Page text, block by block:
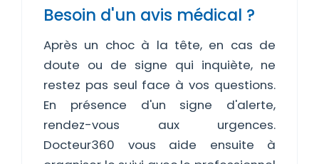
Besoin d'un avis médical ?
Après un choc à la tête, en cas de
doute ou de signe qui inquiète, ne
restez pas seul face à vos questions.
En présence d'un signe d'alerte,
rendez-vous aux urgences.
Docteur360 vous aide ensuite à